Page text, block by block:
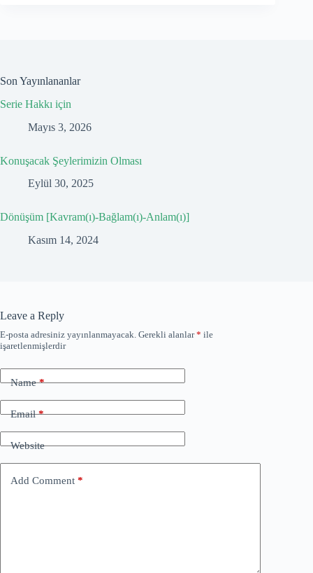
Son Yayınlananlar
Serie Hakkı için
Mayıs 3, 2026
Konuşacak Şeylerimizin Olması
Eylül 30, 2025
Dönüşüm [Kavram(ı)-Bağlam(ı)-Anlam(ı)]
Kasım 14, 2024
Leave a Reply
E-posta adresiniz yayınlanmayacak. Gerekli alanlar* ile
işaretlenmişlerdir
Name*
Email*
Website
Add Comment *